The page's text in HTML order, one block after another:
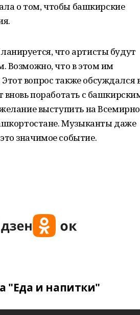
о том, чтобы башкирские
что артисты будут
Возможно, что в этом им
вопрос также обсуждался
поработать с
выступить на
Музыканты даже
значимое событие.
"Еда и напитки"